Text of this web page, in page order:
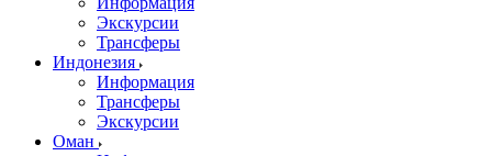
Экскурсии
Трансферы
Индонезия
Информация
Трансферы
Экскурсии
Оман